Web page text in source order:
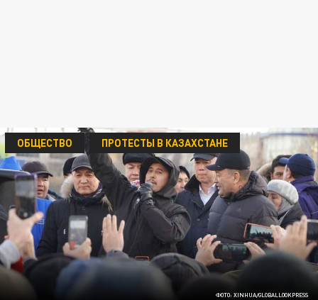
ФОТО: XINHUA/GLOBALLOOKPRESS
ОБЩЕСТВО ПРОТЕСТЫ В КАЗАХСТАНЕ